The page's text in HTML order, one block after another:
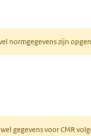
normgegevens zijn
gegevens voor CMR